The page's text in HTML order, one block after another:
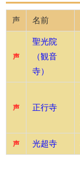
声 名前
声
聖光院
（観音
寺）
声 正行寺
声 光超寺